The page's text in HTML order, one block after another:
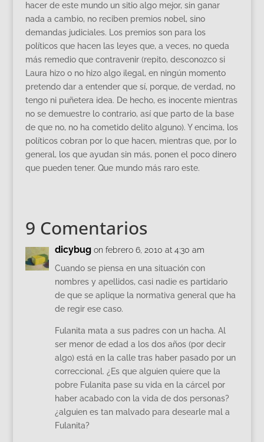
hacer de este mundo un sitio algo mejor, sin ganar
nada a cambio, no reciben premios nobel, sino
demandas judiciales. Los premios son para los
políticos que hacen las leyes que, a veces, no queda
más remedio que contravenir (repito, desconozco si
Laura hizo o no hizo algo ilegal, en ningún momento
pretendo dar a entender que sí, porque, de verdad, no
tengo ni puñetera idea. De hecho, es inocente mientras
no se demuestre lo contrario, así que parto de la base
de que no, no ha cometido delito alguno). Y encima, los
políticos cobran por lo que hacen, mientras que, por lo
general, los que ayudan sin más, ponen el poco dinero
que pueden tener. Que mundo más raro este.
9 Comentarios
dicybug on febrero 6, 2010 at 4:30 am
Cuando se piensa en una situación con
nombres y apellidos, casi nadie es partidario
de que se aplique la normativa general que ha
de regir ese caso.
Fulanita mata a sus padres con un hacha. Al
ser menor de edad a los dos años (por decir
algo) está en la calle tras haber pasado por un
correccional. ¿Es que alguien quiere que la
pobre Fulanita pase su vida en la cárcel por
haber acabado con la vida de dos personas?
¿alguien es tan malvado para desearle mal a
Fulanita?